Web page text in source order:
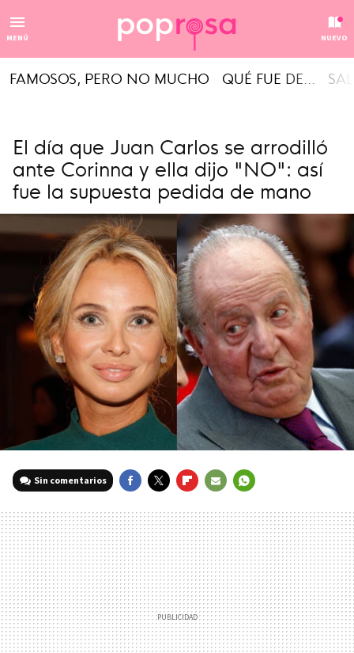
MENÚ NUEVO
FAMOSOS, PERO NO MUCHO QUÉ FUE DE...
El día que Juan Carlos se arrodilló
ante Corinna y ella dijo "NO": así
fue la supuesta pedida de mano
Sin comentarios
MAIL